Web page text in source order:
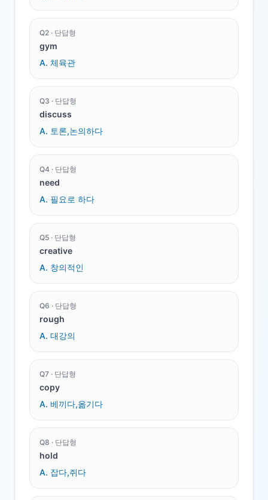
Q2 · 단답형
gym
A. 체육관
Q3 · 단답형
discuss
A. 토론,논의하다
Q4 · 단답형
need
A. 필요로 하다
Q5 · 단답형
creative
A. 창의적인
Q6 · 단답형
rough
A. 대강의
Q7 · 단답형
copy
A. 베끼다,옮기다
Q8 · 단답형
hold
A. 잡다,쥐다